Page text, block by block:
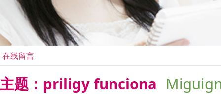
在线留言
主题：priligy funciona